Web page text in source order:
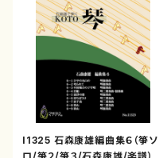
I1325 石森康雄編曲集６（箏ソ